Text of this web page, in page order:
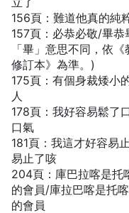
156頁：難道他真的純
157頁：必恭必敬/畢
「畢」意思不同，依
修訂本》為準。)
175頁：有個身裁矮小
人
178頁：我好容易鬆了
口氣
181頁：我這才好容易
易止了咳
204頁：庫巴拉喀是托
的會員/庫拉巴喀是托
的會員